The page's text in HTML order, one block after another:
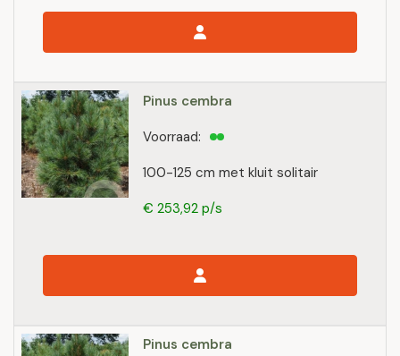
Pinus cembra
100-125 cm met kluit solitair
Voorraad:
€ 253,92 p/s
Pinus cembra